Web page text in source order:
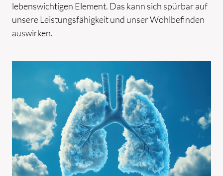
lebenswichtigen Element. Das kann sich spürbar auf
unsere Leistungsfähigkeit und unser Wohlbefinden
auswirken.